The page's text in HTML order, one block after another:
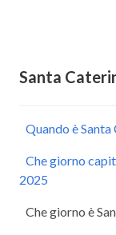
Santa
Quando è
Che giorno
2025
Che giorno è